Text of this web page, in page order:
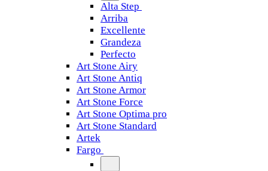
Alta Step
Arriba
Excellente
Grandeza
Perfecto
Art Stone Airy
Art Stone Antiq
Art Stone Armor
Art Stone Force
Art Stone Optima pro
Art Stone Standard
Artek
Fargo